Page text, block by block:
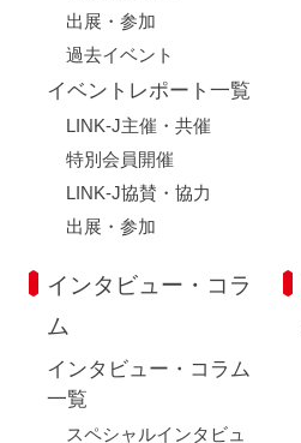
出展・参加
過去イベント
イベントレポート一覧
LINK-J主催・共催
特別会員開催
LINK-J協賛・協力
出展・参加
インタビュー・コラ
ム
インタビュー・コラム
一覧
スペシャルインタビュ